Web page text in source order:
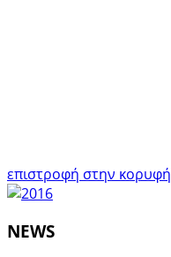
επιστροφή στην κορυφή
NEWS